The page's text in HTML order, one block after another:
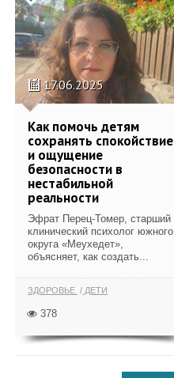
17.06.2025
Как помочь детям
сохранять спокойствие
и ощущение
безопасности в
нестабильной
реальности
Эфрат Перец-Томер, старший
клинический психолог южного
округа «Меухедет»,
объясняет, как создать...
ЗДОРОВЬЕ ДЕТИ
378